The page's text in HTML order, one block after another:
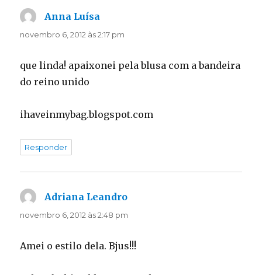
Anna Luísa
novembro 6, 2012 às 2:17 pm
que linda! apaixonei pela blusa com a bandeira
do reino unido
ihaveinmybag.blogspot.com
Responder
Adriana Leandro
novembro 6, 2012 às 2:48 pm
Amei o estilo dela. Bjus!!!